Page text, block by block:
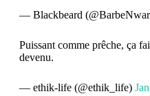
— Blackbeard
Puissant comme prêche, ça
devenu.
— ethik-life (@ethik_life)